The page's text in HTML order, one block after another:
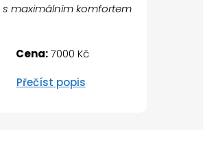
s maximálním komfortem
Cena:7000 Kč
Přečíst popis